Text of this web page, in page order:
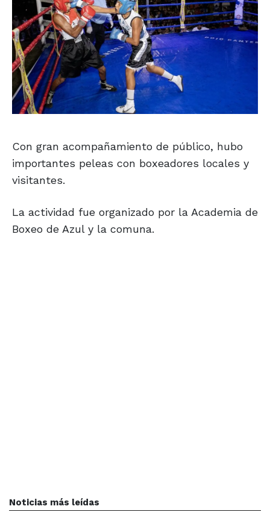
Con gran acompañamiento de público, hubo
importantes peleas con boxeadores locales y
visitantes.
La actividad fue organizado por la Academia de
Boxeo de Azul y la comuna.
Noticias más leídas